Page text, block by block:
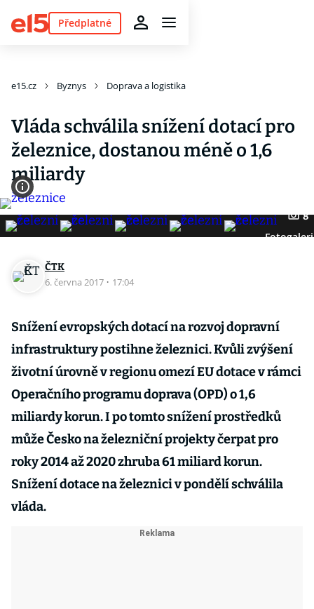
Předplatné
e15.cz Byznys Doprava a logistika
Vláda schválila snížení dotací pro
železnice, dostanou méně o 1,6
miliardy
8
ČTK
6. června 2017 · 17:04
Snížení evropských dotací na rozvoj dopravní
infrastruktury postihne železnici. Kvůli zvýšení
životní úrovně v regionu omezí EU dotace v rámci
Operačního programu doprava (OPD) o 1,6
miliardy korun. I po tomto snížení prostředků
může Česko na železniční projekty čerpat pro
roky 2014 až 2020 zhruba 61 miliard korun.
Snížení dotace na železnici v pondělí schválila
vláda.